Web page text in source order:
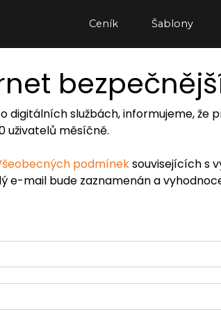
Ceník Šablony
digitálních službách, informujeme,
uživatelů měsíčně.
podmíneksouvisejících s
e-mail bude zaznamenán a